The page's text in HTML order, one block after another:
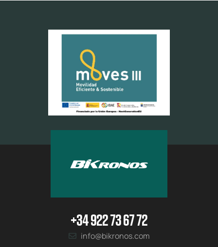
+34 922 73 67 72
info@bikronos.com